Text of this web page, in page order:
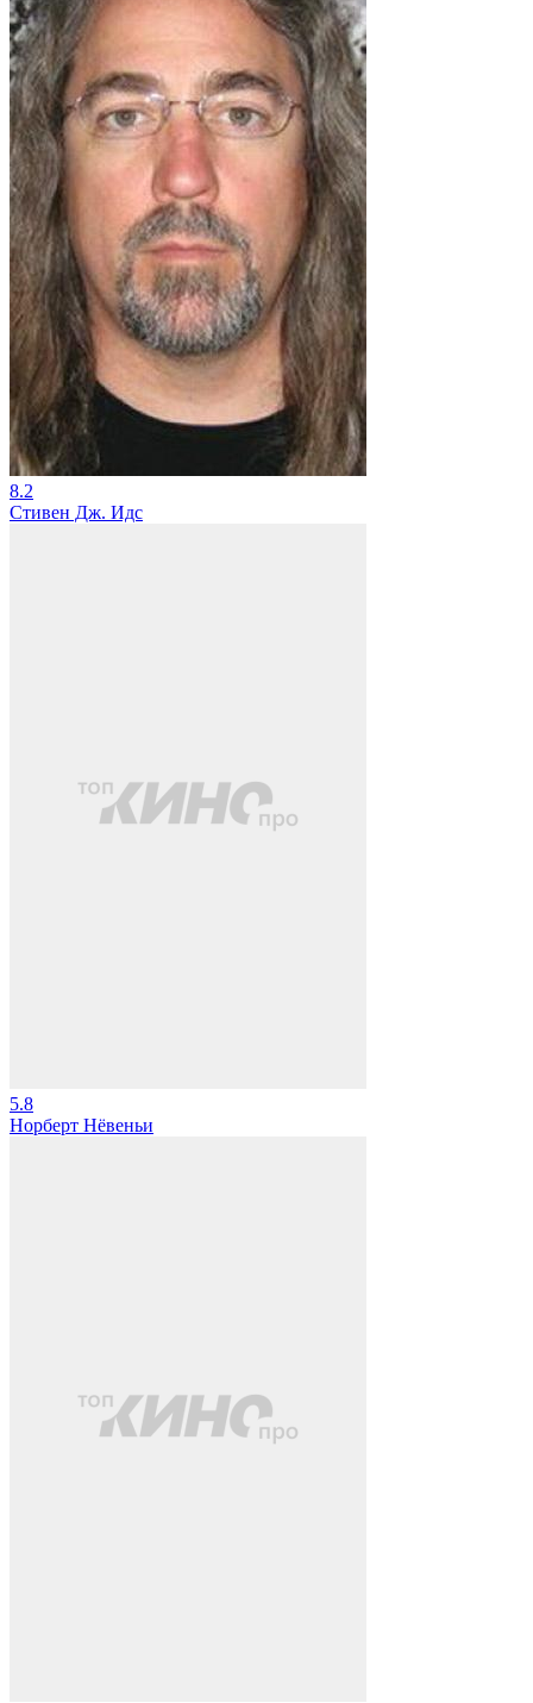
8.2
Стивен Дж. Идс
5.8
Норберт Нёвеньи